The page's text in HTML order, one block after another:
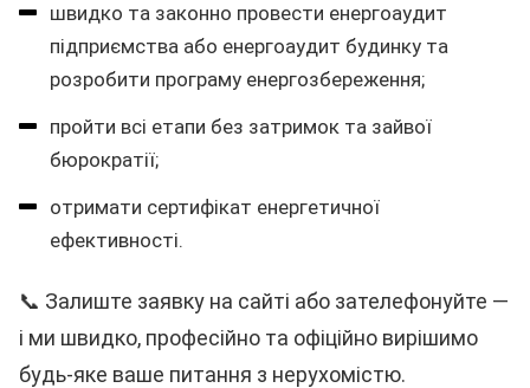
швидко та законно провести енергоаудит
підприємства або енергоаудит будинку та
розробити програму енергозбереження;
пройти всі етапи без затримок та зайвої
бюрократії;
отримати сертифікат енергетичної
ефективності.
📞 Залиште заявку на сайті або зателефонуйте —
і ми швидко, професійно та офіційно вирішимо
будь-яке ваше питання з нерухомістю.